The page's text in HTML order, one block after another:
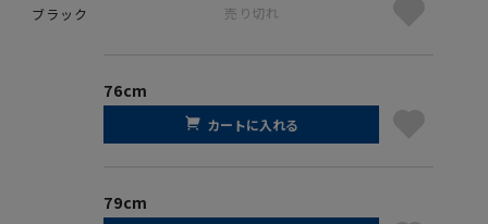
ブラック 売り切れ
76cm
カートに入れる
79cm